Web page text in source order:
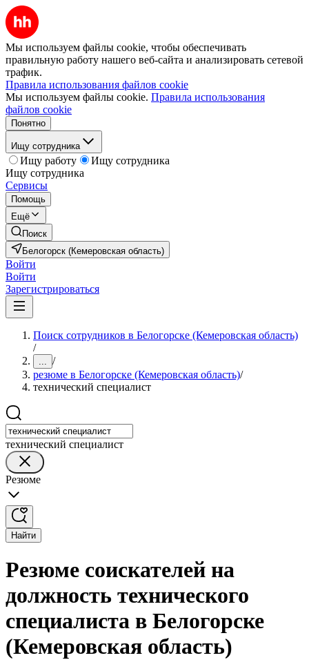
Мы используем файлы cookie, чтобы обеспечивать
правильную работу нашего веб-сайта и анализировать сетевой
трафик.
Правила использования файлов cookie
Мы используем файлы cookie. Правила использования
файлов cookie
Понятно
Ищу сотрудника
Ищу работу
Ищу сотрудника
Ищу сотрудника
Сервисы
Помощь
Ещё
Поиск
Белогорск (Кемеровская область)
Войти
Войти
Зарегистрироваться
Поиск сотрудников в Белогорске (Кемеровская область)
/
... /
резюме в Белогорске (Кемеровская область)/
технический специалист
технический специалист
Резюме
Найти
Резюме соискателей на
должность технического
специалиста в Белогорске
(Кемеровская область)